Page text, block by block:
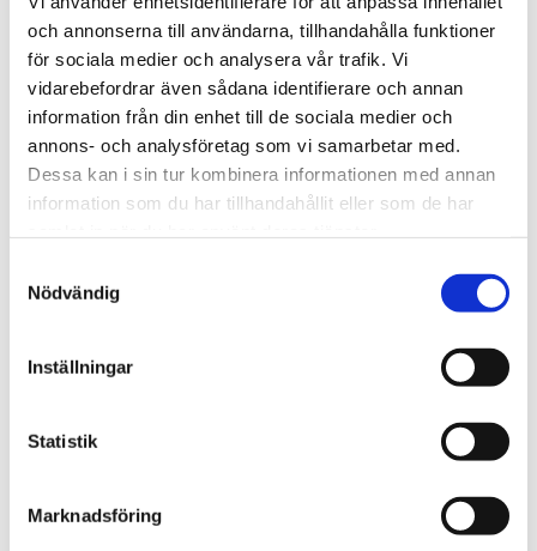
och annonserna till användarna, tillhandahålla funktioner
för sociala medier och analysera vår trafik. Vi
vidarebefordrar även sådana identifierare och annan
information från din enhet till de sociala medier och
annons- och analysföretag som vi samarbetar med.
Dessa kan i sin tur kombinera informationen med annan
information som du har tillhandahållit eller som de har
Nödvändig
Inställningar
Statistik
Marknadsföring
Kritik mot hbtq-liberal
artist vid Super Bowl –
alternativ show sänds
Konservativa amerikaner
tros ha inspirerat unga
finländare till tro
Har svenskarna miss­
växer explosionsartat
informations­strategi –